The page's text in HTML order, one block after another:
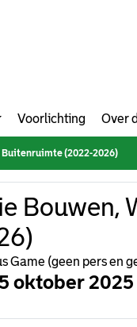
Voorlichting Over
Buitenruimte (2022-2026)
Bouwen,
Game (geen pers en
oktober 2025